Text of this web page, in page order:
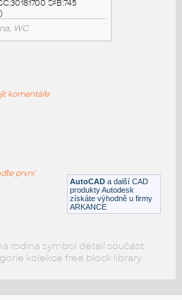
baterie a armatury Axor Starck
SfB:745
baterie a armatury Axor Starck
WC
AutoCAD a další CAD
produkty Autodesk
získáte výhodně u firmy
ARKANCE
komentáře
první
rodina symbol detail součást
kolekce free block library